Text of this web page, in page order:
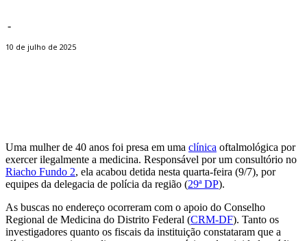
-
10 de julho de 2025
Uma mulher de 40 anos foi presa em uma clínica oftalmológica por
exercer ilegalmente a medicina. Responsável por um consultório no
Riacho Fundo 2, ela acabou detida nesta quarta-feira (9/7), por
equipes da delegacia de polícia da região (29ª DP).
As buscas no endereço ocorreram com o apoio do Conselho
Regional de Medicina do Distrito Federal (CRM-DF). Tanto os
investigadores quanto os fiscais da instituição constataram que a